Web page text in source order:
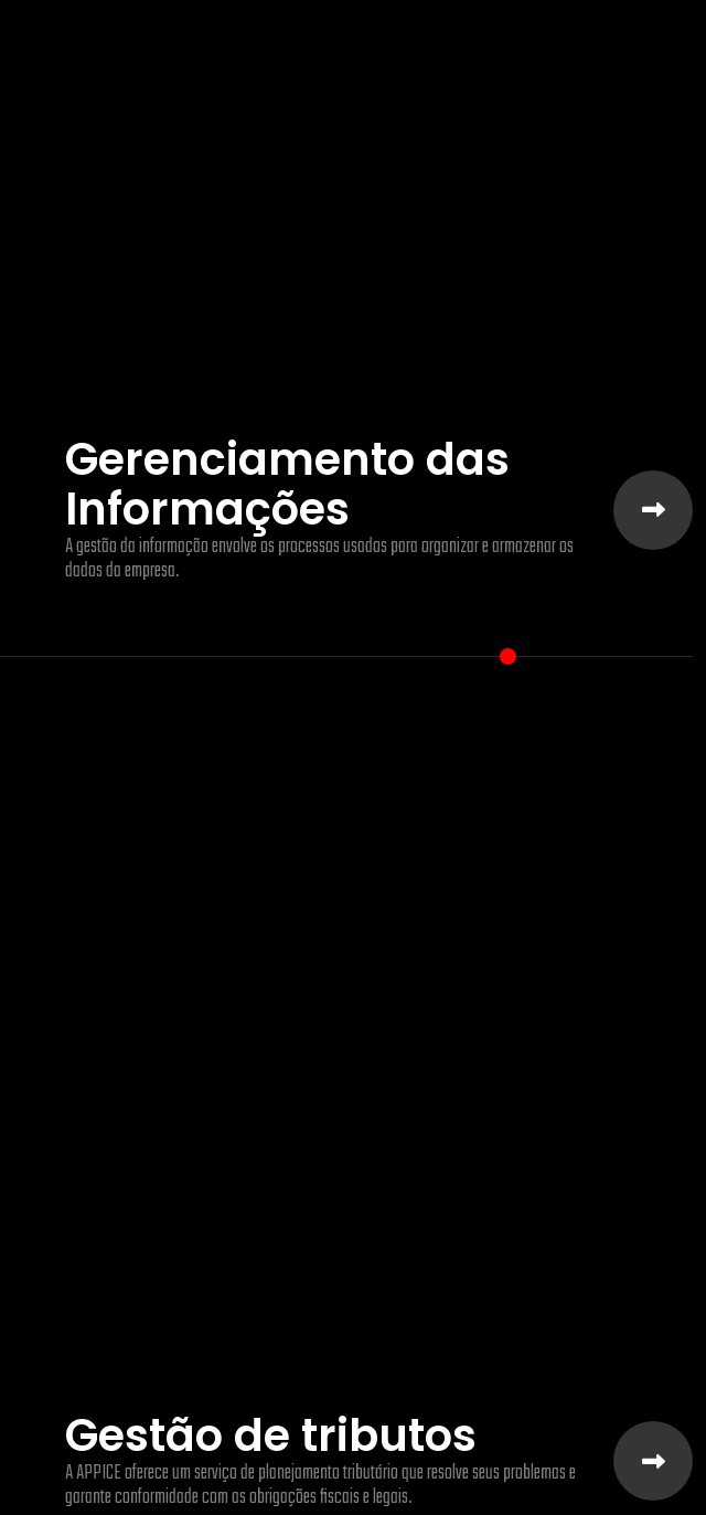
Gerenciamento das
Informações
A gestão da informação envolve os processos usados para organizar e armazenar os
dados da empresa.
Gestão de tributos
A APPICE oferece um serviço de planejamento tributário que resolve seus problemas e
garante conformidade com as obrigações fiscais e legais.